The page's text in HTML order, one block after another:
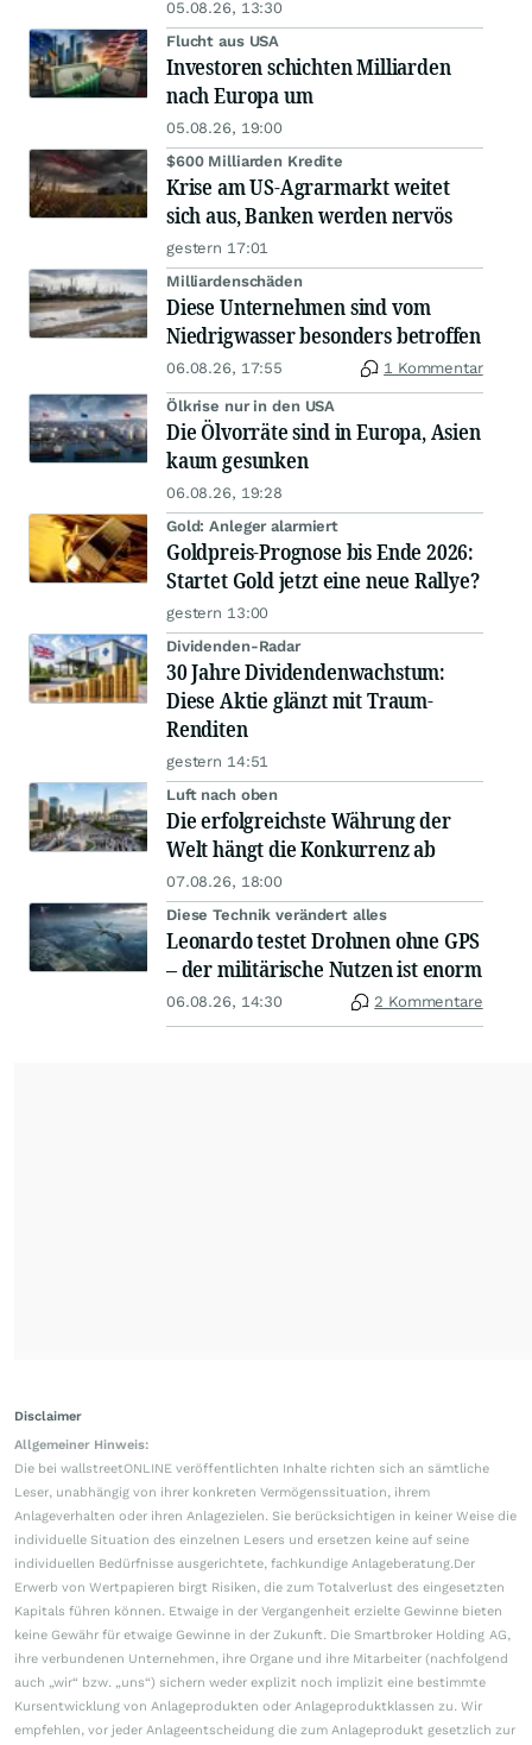
05.08.26, 13:30
Flucht aus USA
Investoren schichten Milliarden
nach Europa um
05.08.26, 19:00
$600 Milliarden Kredite
Krise am US-Agrarmarkt weitet
sich aus, Banken werden nervös
gestern 17:01
Milliardenschäden
Diese Unternehmen sind vom
Niedrigwasser besonders betroffen
06.08.26, 17:55 1 Kommentar
Ölkrise nur in den USA
Die Ölvorräte sind in Europa, Asien
kaum gesunken
06.08.26, 19:28
Gold: Anleger alarmiert
Goldpreis-Prognose bis Ende 2026:
Startet Gold jetzt eine neue Rallye?
gestern 13:00
Dividenden-Radar
30 Jahre Dividendenwachstum:
Diese Aktie glänzt mit Traum-
Renditen
gestern 14:51
Luft nach oben
Die erfolgreichste Währung der
Welt hängt die Konkurrenz ab
07.08.26, 18:00
Diese Technik verändert alles
Leonardo testet Drohnen ohne GPS
– der militärische Nutzen ist enorm
06.08.26, 14:30 2 Kommentare
Disclaimer
Allgemeiner Hinweis:
Die bei wallstreetONLINE veröffentlichten Inhalte richten sich an sämtliche
Leser, unabhängig von ihrer konkreten Vermögenssituation, ihrem
Anlageverhalten oder ihren Anlagezielen. Sie berücksichtigen in keiner Weise die
individuelle Situation des einzelnen Lesers und ersetzen keine auf seine
individuellen Bedürfnisse ausgerichtete, fachkundige Anlageberatung.Der
Erwerb von Wertpapieren birgt Risiken, die zum Totalverlust des eingesetzten
Kapitals führen können. Etwaige in der Vergangenheit erzielte Gewinne bieten
keine Gewähr für etwaige Gewinne in der Zukunft. Die Smartbroker Holding AG,
ihre verbundenen Unternehmen, ihre Organe und ihre Mitarbeiter (nachfolgend
auch „wir“ bzw. „uns“) sichern weder explizit noch implizit eine bestimmte
Kursentwicklung von Anlageprodukten oder Anlageproduktklassen zu. Wir
empfehlen, vor jeder Anlageentscheidung die zum Anlageprodukt gesetzlich zur